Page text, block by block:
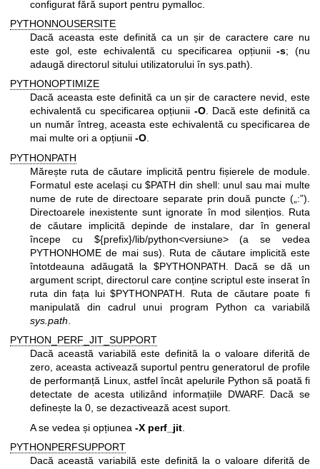
configurat fără suport pentru pymalloc.
PYTHONNOUSERSITE
Dacă aceasta este definită ca un șir de caractere care nu
este gol, este echivalentă cu specificarea opțiunii-s; (nu
adaugă directorul sitului utilizatorului în sys.path).
PYTHONOPTIMIZE
Dacă aceasta este definită ca un șir de caractere nevid, este
echivalentă cu specificarea opțiunii -O. Dacă este definită ca
un număr întreg, aceasta este echivalentă cu specificarea de
mai multe ori a opțiunii -O.
PYTHONPATH
Mărește ruta de căutare implicită pentru fișierele de module.
Formatul este același cu $PATH din shell: unul sau mai multe
nume de rute de directoare separate prin două puncte („:”).
Directoarele inexistente sunt ignorate în mod silențios. Ruta
de căutare implicită depinde de instalare, dar în general
începe cu ${prefix}/lib/python<versiune> (a se vedea
PYTHONHOME de mai sus). Ruta de căutare implicită este
întotdeauna adăugată la $PYTHONPATH. Dacă se dă un
argument script, directorul care conține scriptul este inserat în
ruta din fața lui $PYTHONPATH. Ruta de căutare poate fi
manipulată din cadrul unui program Python ca variabilă
sys.path
PYTHON_PERF_JIT_SUPPORT
Dacă această variabilă este definită la o valoare diferită de
zero, aceasta activează suportul pentru generatorul de profile
de performanță Linux, astfel încât apelurile Python să poată fi
detectate de acesta utilizând informațiile DWARF. Dacă se
definește la 0, se dezactivează acest suport.
A se vedea și opțiunea -X perf_jit
PYTHONPERFSUPPORT
Dacă această variabilă este definită la o valoare diferită de